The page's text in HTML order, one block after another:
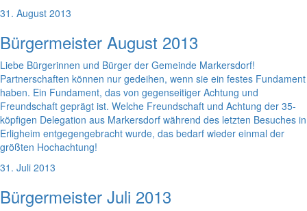
31. August 2013
Bürgermeister August 2013
Liebe Bürgerinnen und Bürger der Gemeinde Markersdorf!
Partnerschaften können nur gedeihen, wenn sie ein festes Fundament
haben. Ein Fundament, das von gegenseitiger Achtung und
Freundschaft geprägt ist. Welche Freundschaft und Achtung der 35-
köpfigen Delegation aus Markersdorf während des letzten Besuches in
Erligheim entgegengebracht wurde, das bedarf wieder einmal der
größten Hochachtung!
31. Juli 2013
Bürgermeister Juli 2013